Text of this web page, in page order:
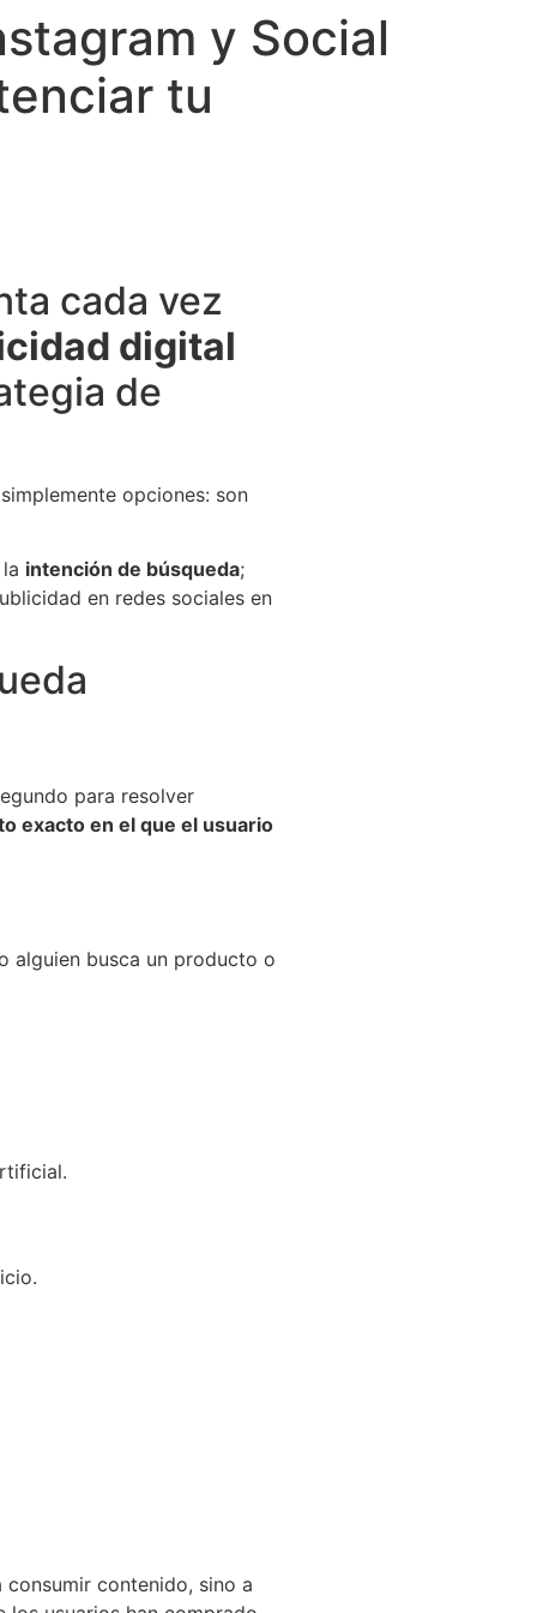
y Social
tu
cada vez
digital
de
opciones: son
intención de búsqueda;
en redes sociales en
para resolver
exacto en el que el usuario
alguien busca un producto o
contenido, sino a